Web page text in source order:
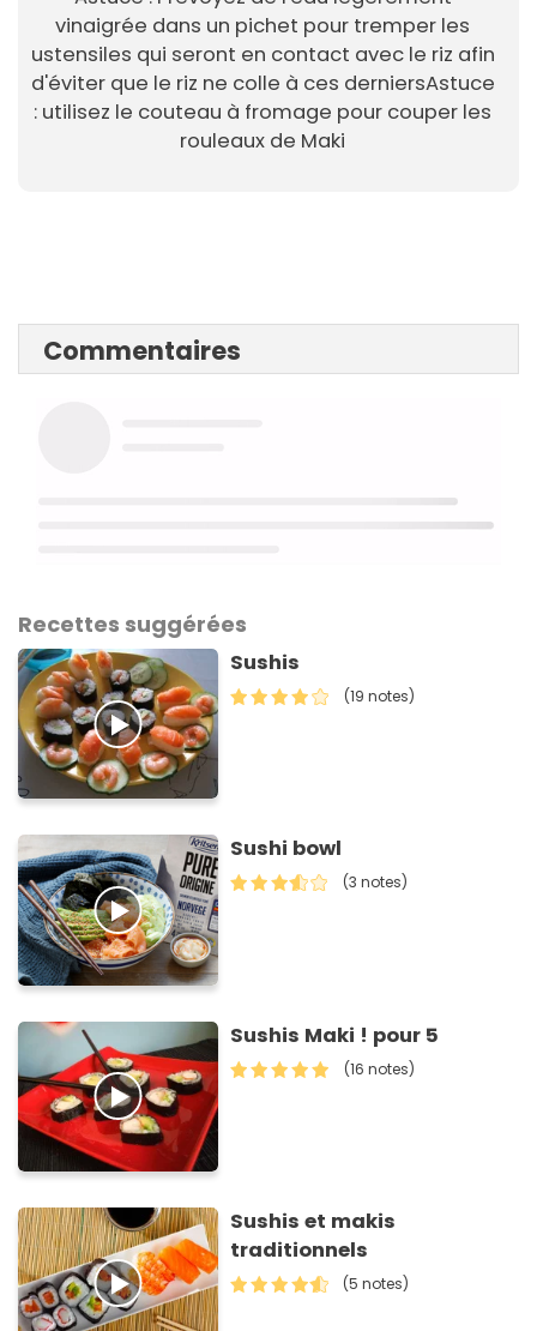
vinaigrée dans un pichet pour tremper les
ustensiles qui seront en contact avec le riz afin
d'éviter que le riz ne colle à ces derniersAstuce
: utilisez le couteau à fromage pour couper les
rouleaux de Maki
Commentaires
Recettes suggérées
Sushis
(19 notes)
Sushi bowl
(3 notes)
Sushis Maki ! pour 5
(16 notes)
Sushis et makis
traditionnels
(5 notes)